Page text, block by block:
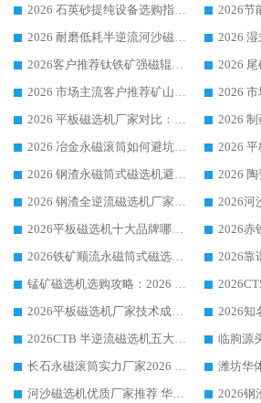
2026 石英砂提纯设备选购指南：华体会手机网页版-华体会(中国) 提纯磁选机厂家综合解读
2026 耐磨低耗半逆流河沙磁选机选购指南 临朐产业集群源头厂华体会手机网页版-华体会(中国) 详细解析
2026客户推荐钛铁矿强磁辊式磁选机，临朐靠谱生产厂家华体会手机网页版-华体会(中国) 详解
2026 市场主流客户推荐矿山磁选机靠谱生产厂家选华体会手机网页版-华体会(中国)
2026 平板磁选机厂家对比：现场实测、真实案例与靠谱厂家推荐
2026 冶金永磁滚筒如何避坑参考：售后完善案例多 华体会手机网页版-华体会(中国) 靠谱厂家
2026 钢渣永磁筒式磁选机避坑参考：售后完善案例多，华体会手机网页版-华体会(中国) 稳居榜单
2026 钢渣全逆流磁选机厂家推荐 靠谱品牌售后完善案例丰富
2026平板磁选机十大品牌哪家好?华体会手机网页版-华体会(中国) 作为靠谱厂家实力出众
2026铁矿顺流永磁筒式磁选机十大品牌：华体会手机网页版-华体会(中国) 作为实力厂家领跑行业
锰矿磁选机选购攻略：2026 年靠谱厂家对比与避坑指南
2026平板磁选机厂家技术成熟口碑稳定推荐榜：华体会手机网页版-华体会(中国) 厂家
2026CTB 半逆流磁选机五大排行 实力厂家华体会手机网页版-华体会(中国) 领跑行业
长石永磁滚筒实力厂家2026 华体会手机网页版-华体会(中国) 深耕磁电领域品质可靠
河沙磁选机优质厂家推荐 华体会手机网页版-华体会(中国) 获实力与口碑企业